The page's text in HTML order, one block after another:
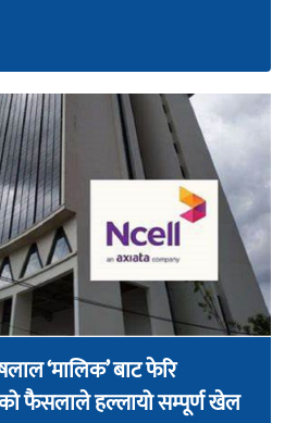
‘मालिक’ बाट फेरि
फैसलाले हल्लायो सम्पूर्ण खेल